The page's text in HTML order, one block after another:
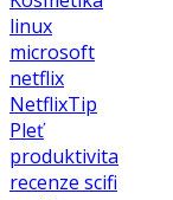
linux
microsoft
netflix
NetflixTip
Pleť
produktivita
recenze scifi